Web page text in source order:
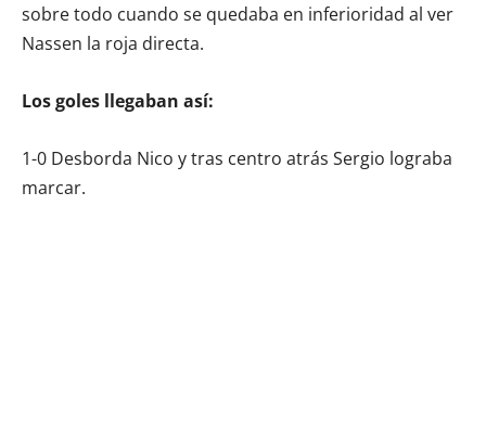
sobre todo cuando se quedaba en inferioridad al ver
Nassen la roja directa.
Los goles llegaban así:
1-0 Desborda Nico y tras centro atrás Sergio lograba
marcar.